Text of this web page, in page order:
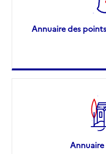
Annuaire des
Annuaire